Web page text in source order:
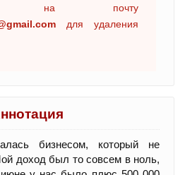
на почту
для удаления
бизнесом, который не
доход был то совсем в ноль,